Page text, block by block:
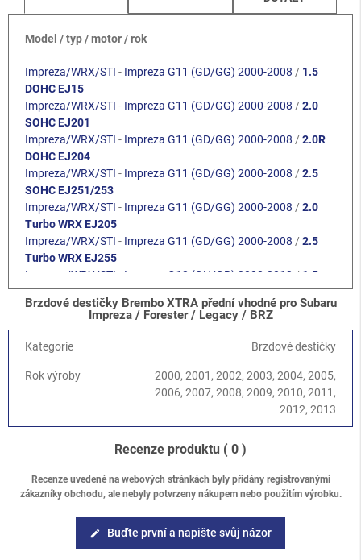
Model / typ / motor / rok
Impreza/WRX/STI - Impreza G11 (GD/GG) 2000-2008 / 1.5
DOHC EJ15
Impreza/WRX/STI - Impreza G11 (GD/GG) 2000-2008 /2.0
SOHC EJ201
Impreza/WRX/STI - Impreza G11 (GD/GG) 2000-2008 /2.0R
DOHC EJ204
Impreza/WRX/STI - Impreza G11 (GD/GG) 2000-2008 /2.5
SOHC EJ251/253
Impreza/WRX/STI - Impreza G11 (GD/GG) 2000-2008 /2.0
Turbo WRX EJ205
Impreza/WRX/STI - Impreza G11 (GD/GG) 2000-2008 /2.5
Turbo WRX EJ255
Impreza/WRX/STI
Impreza G12 (GH/GR) 2008-2013 / 1.5
DOHC EJ15
Impreza/WRX/STI-Impreza G12 (GH/GR) 2008-2013/2.0
Impreza/WRX/STI
Impreza G12 (GH/GR) 2008-2013 /2.0
Impreza/WRX/STI
Impreza G12 (GH/GR) 2008-2013/2.5
Impreza G12 (GH/GR) 2008-2013/2.5
Turbo WRX EJ255
Forester S11 (SG) 2002-2008 / 2.0 EJ201 SOHC
/
2.0 EJ204 DOHC
Forester-Forester S11 (SG) 2002-2008/2.5 SOHC EJ25
Forester-Forester S11 (SG) 2002-2008/2.0 XT Turbo EJ205
Forester S12 (SH) 2008-2013/2.0 DOHC EJ204
Brzdové destičky Brembo XTRA přední vhodné pro Subaru
Impreza / Forester / Legacy / BRZ
Kategorie Brzdové destičky
Rok výroby
2000, 2001, 2002, 2003, 2004, 2005,
2006, 2007, 2008, 2009, 2010, 2011,
2012, 2013
Recenze produktu ( 0 )
Recenze uvedené na webových stránkách byly přidány registrovanými
zákazníky obchodu, ale nebyly potvrzeny nákupem nebo použitím výrobku.
edit Buďte první a napište svůj názor